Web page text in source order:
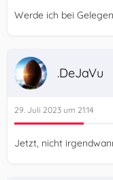
Werde ich bei
.DeJaVu
29. Juli 2023 um 21:14
Jetzt, nicht